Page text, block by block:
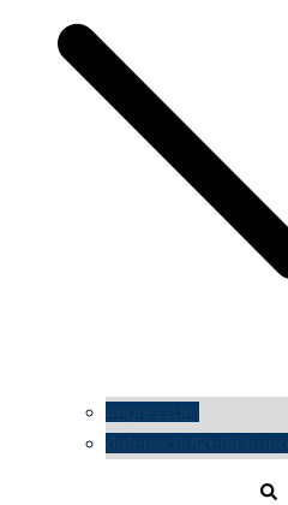
impressum
datenschutzerklärung